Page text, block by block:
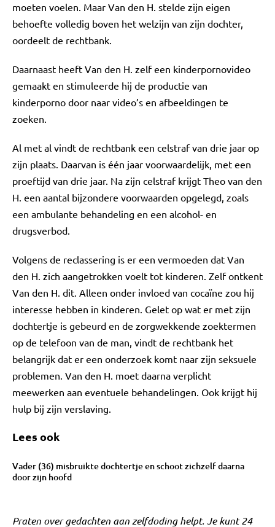
moeten voelen. Maar Van den H. stelde zijn eigen
behoefte volledig boven het welzijn van zijn dochter,
oordeelt de rechtbank.
Daarnaast heeft Van den H. zelf een kinderpornovideo
gemaakt en stimuleerde hij de productie van
kinderporno door naar video’s en afbeeldingen te
zoeken.
Al met al vindt de rechtbank een celstraf van drie jaar op
zijn plaats. Daarvan is één jaar voorwaardelijk, met een
proeftijd van drie jaar. Na zijn celstraf krijgt Theo van den
H. een aantal bijzondere voorwaarden opgelegd, zoals
een ambulante behandeling en een alcohol- en
drugsverbod.
Volgens de reclassering is er een vermoeden dat Van
den H. zich aangetrokken voelt tot kinderen. Zelf ontkent
Van den H. dit. Alleen onder invloed van cocaïne zou hij
interesse hebben in kinderen. Gelet op wat er met zijn
dochtertje is gebeurd en de zorgwekkende zoektermen
op de telefoon van de man, vindt de rechtbank het
belangrijk dat er een onderzoek komt naar zijn seksuele
problemen. Van den H. moet daarna verplicht
meewerken aan eventuele behandelingen. Ook krijgt hij
hulp bij zijn verslaving.
Lees ook
Vader (36) misbruikte dochtertje en schoot zichzelf daarna
door zijn hoofd
Praten over gedachten aan zelfdoding helpt. Je kunt 24